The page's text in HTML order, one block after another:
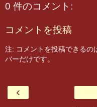
0 件のコメント:
コメントを投稿
注: コメントを投稿できるの
バーだけです。
‹